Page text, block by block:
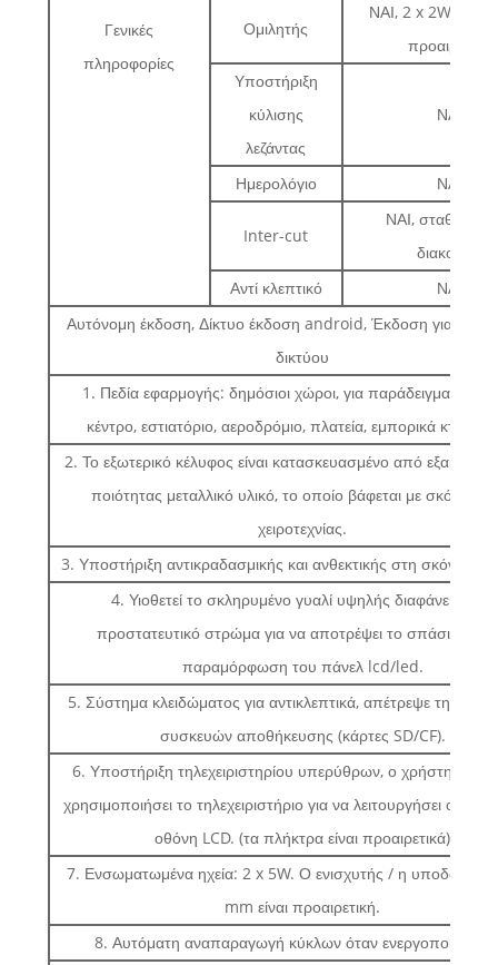
Γενικές
πληροφορίες
Ομιλητής
ΝΑΙ, 2 x 2W και 2
προαιρετικά
Υποστήριξη
κύλισης
λεζάντας
ΝΑΙ
Ημερολόγιο ΝΑΙ
Inter-cut
ΝΑΙ, σταθερή
διακοπής
Αντί κλεπτικό
ΝΑΙ
Αυτόνομη έκδοση, Δίκτυο έκδοση android, Έκδοση για
δικτύου
1. Πεδία εφαρμογής: δημόσιοι χώροι, για παράδειγμα,
κέντρο, εστιατόριο, αεροδρόμιο, πλατεία, εμπορικά κτίρια
2. Το εξωτερικό κέλυφος είναι κατασκευασμένο από
ποιότητας μεταλλικό υλικό, το οποίο βάφεται με σκόνη-
χειροτεχνίας.
3. Υποστήριξη αντικραδασμικής και ανθεκτικής στη σκόνη
4. Υιοθετεί το σκληρυμένο γυαλί υψηλής διαφάνειας ως
προστατευτικό στρώμα για να αποτρέψει το σπάσιμο ή
παραμόρφωση του πάνελ lcd/led.
5. Σύστημα κλειδώματος για αντικλεπτικά, απέτρεψε την
συσκευών αποθήκευσης (κάρτες SD/CF).
6. Υποστήριξη τηλεχειριστηρίου υπερύθρων, ο χρήστης
χρησιμοποιήσει το τηλεχειριστήριο για να λειτουργήσει
οθόνη LCD. (τα πλήκτρα είναι προαιρετικά)
7. Ενσωματωμένα ηχεία: 2 x 5W. Ο ενισχυτής / η υποδοχή
mm είναι προαιρετική.
8. Αυτόματη αναπαραγωγή κύκλων όταν ενεργοποιείται